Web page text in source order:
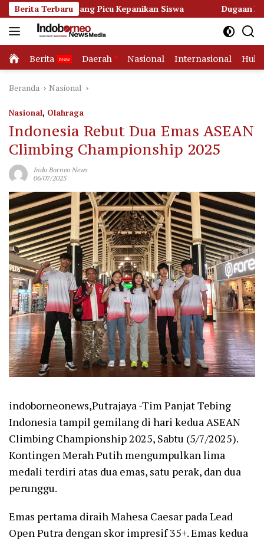
Langsung
ke
konten
Berita Terbaru
Picu Kepanikan Siswa Dugaan Korupsi Dana
Home
Berita Daerah Nasional Internasional
Beranda Nasional
Nasional, Olahraga
Indonesia Rebut Dua Emas ASEAN
Climbing Championship 2025
Indo Borneo News
06/07/2025
indoborneonews,Putrajaya -Tim Panjat Tebing
Indonesia tampil gemilang di hari kedua ASEAN
Climbing Championship 2025, Sabtu (5/7/2025).
Kontingen Merah Putih mengumpulkan lima
medali terdiri atas dua emas, satu perak, dan dua
perunggu.
Emas pertama diraih Mahesa Caesar pada Lead
Open Putra dengan skor impresif 35+. Emas kedua